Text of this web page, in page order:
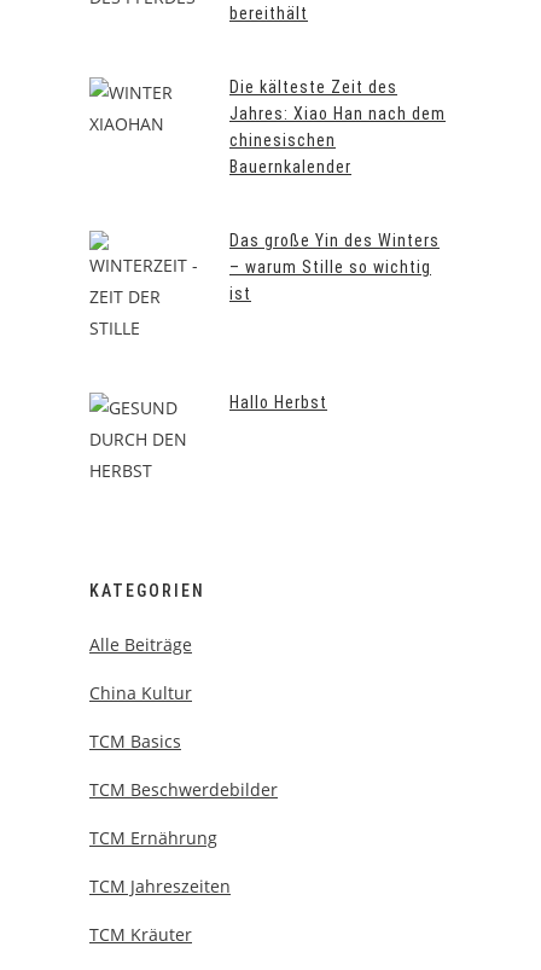
bereithält
Die kälteste Zeit des
Jahres: Xiao Han nach dem
chinesischen
Bauernkalender
Das große Yin des Winters
– warum Stille so wichtig
ist
Hallo Herbst
KATEGORIEN
Alle Beiträge
China Kultur
TCM Basics
TCM Beschwerdebilder
TCM Ernährung
TCM Jahreszeiten
TCM Kräuter